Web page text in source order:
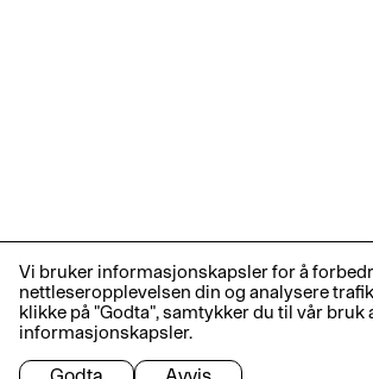
Vi bruker informasjonskapsler for å
nettleseropplevelsen din og analysere
klikke på "Godta", samtykker du til vår bruk
informasjonskapsler.